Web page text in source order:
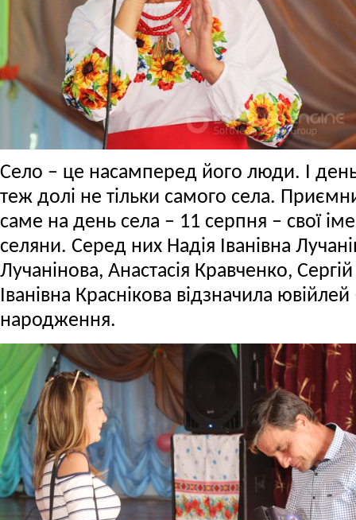
Село – це насамперед його люди. І
теж долі не тільки самого села.
саме на день села – 11 серпня – свої
селяни. Серед них Надія Іванівна
Лучанінова, Анастасія Кравченко,
Іванівна Краснікова відзначила
народження.